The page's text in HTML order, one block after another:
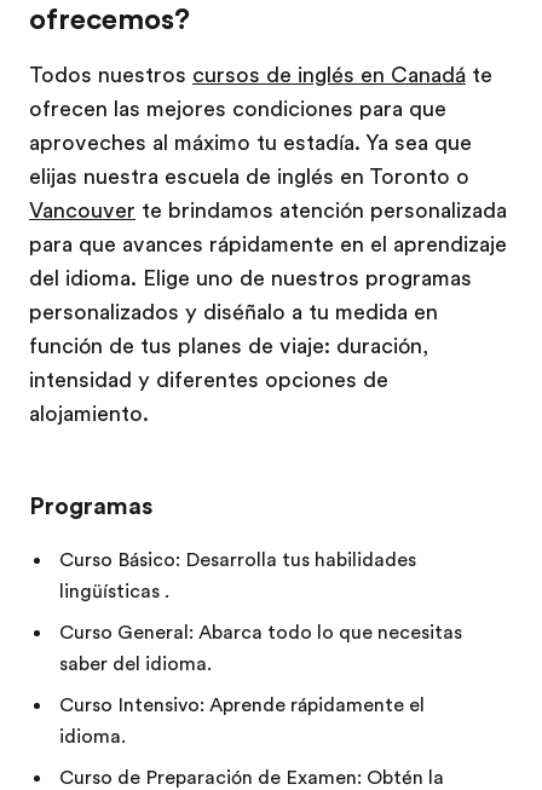
ofrecemos?
Todos nuestros cursos de inglés en Canadá te
ofrecen las mejores condiciones para que
aproveches al máximo tu estadía. Ya sea que
elijas nuestra escuela de inglés en Toronto o
Vancouver te brindamos atención personalizada
para que avances rápidamente en el aprendizaje
del idioma. Elige uno de nuestros programas
personalizados y diséñalo a tu medida en
función de tus planes de viaje: duración,
intensidad y diferentes opciones de
alojamiento.
Programas
Curso Básico: Desarrolla tus habilidades
lingüísticas .
Curso General: Abarca todo lo que necesitas
saber del idioma.
Curso Intensivo: Aprende rápidamente el
idioma.
Curso de Preparación de Examen: Obtén la